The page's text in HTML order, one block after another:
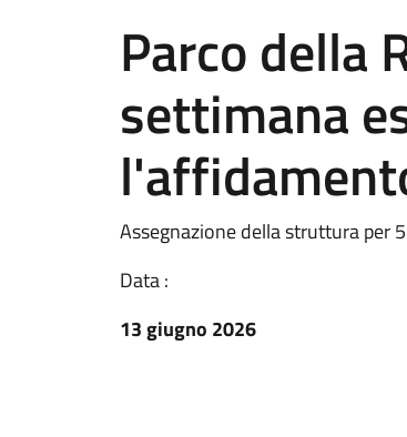
Parco della
settimana
Assegnazione della struttura per
Data :
13 giugno 2026